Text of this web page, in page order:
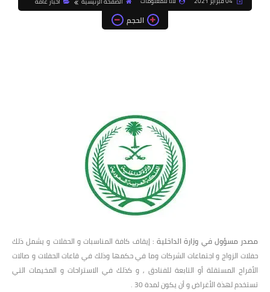
الحجم
مصدر مسؤول في وزارة الداخلية :إيقاف كافة المناسبات و الحفلات و يشمل ذلك
حفلات الزواج و اجتماعات الشركات وما في حكمها وذلك في قاعات الحفلات و صالات
الأفراح المستقلة أو التابعة للفنادق , و كذلك في الاستراحات و المخيمات التي
تستخدم لهذة الأغراض و أن يكون لمدة 30 .